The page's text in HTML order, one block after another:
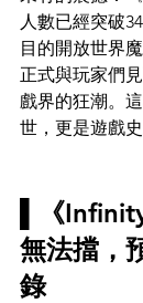
人數已經突破
目的開放世界
正式與玩家們
戲界的狂潮。
世，更是遊戲
▌《
無法擋，
錄